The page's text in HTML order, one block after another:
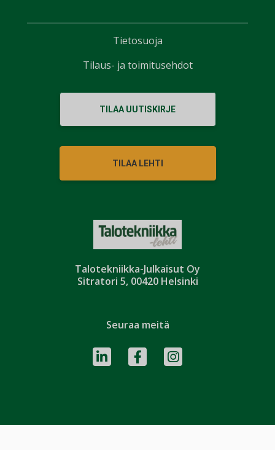
Talotekniikka-Julkaisut Oy
Sitratori 5, 00420 Helsinki
TILAA UUTISKIRJE
TILAA LEHTI
Seuraa meitä
Tietosuoja
Tilaus- ja toimitusehdot